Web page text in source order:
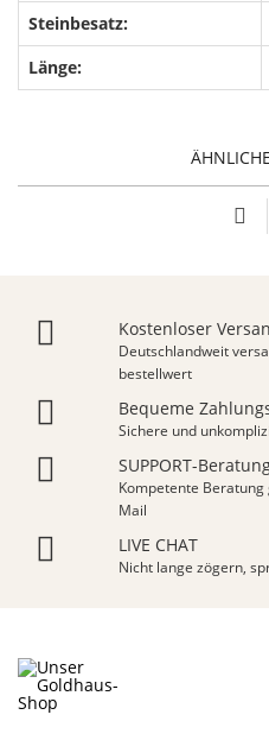
Steinbesatz:
Länge:
Kostenloser
Deutschlandweit
bestellwert
Bequeme
Sichere und
SUPPORT-
Kompetente
Mail
LIVE CHAT
Nicht lange zögern,